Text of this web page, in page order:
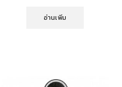
อ่านเพิ่ม